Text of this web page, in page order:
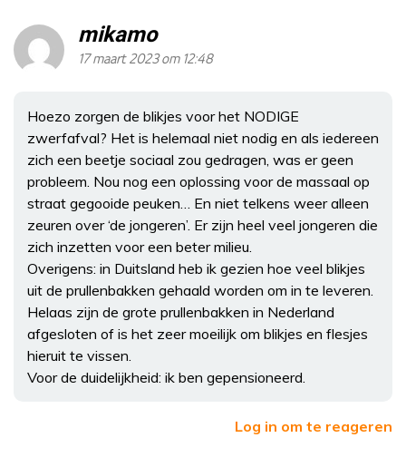
mikamo
17 maart 2023 om 12:48
Hoezo zorgen de blikjes voor het NODIGE
zwerfafval? Het is helemaal niet nodig en als iedereen
zich een beetje sociaal zou gedragen, was er geen
probleem. Nou nog een oplossing voor de massaal op
straat gegooide peuken… En niet telkens weer alleen
zeuren over ‘de jongeren’. Er zijn heel veel jongeren die
zich inzetten voor een beter milieu.
Overigens: in Duitsland heb ik gezien hoe veel blikjes
uit de prullenbakken gehaald worden om in te leveren.
Helaas zijn de grote prullenbakken in Nederland
afgesloten of is het zeer moeilijk om blikjes en flesjes
hieruit te vissen.
Voor de duidelijkheid: ik ben gepensioneerd.
Log in om te reageren